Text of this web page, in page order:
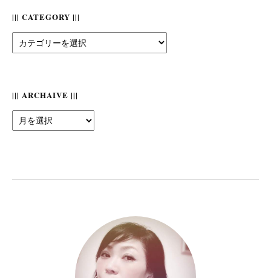
||| CATEGORY |||
Category
||| ARCHAIVE |||
Archaive